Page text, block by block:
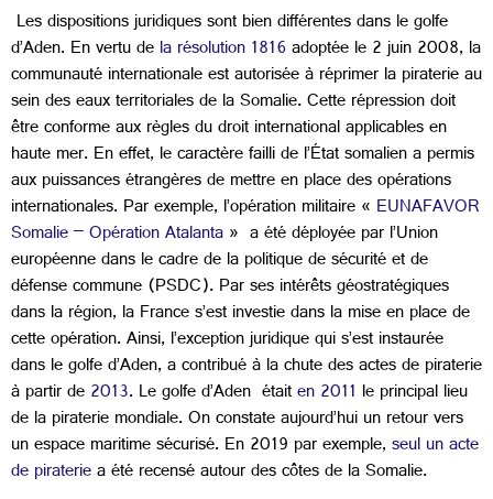
Les dispositions juridiques sont bien différentes dans le golfe
d’Aden. En vertu dela résolution 1816adoptée le 2 juin 2008, la
communauté internationale est autorisée à réprimer la piraterie au
sein des eaux territoriales de la Somalie. Cette répression doit
être conforme aux règles du droit international applicables en
haute mer. En effet, le caractère failli de l’État somalien a permis
aux puissances étrangères de mettre en place des opérations
internationales. Par exemple, l’opération militaire « EUNAFAVOR
Somalie – Opération Atalanta» a été déployée par l’Union
européenne dans le cadre de la politique de sécurité et de
défense commune (PSDC). Par ses intérêts géostratégiques
dans la région, la France s’est investie dans la mise en place de
cette opération. Ainsi, l’exception juridique qui s’est instaurée
dans le golfe d’Aden, a contribué à la chute des actes de piraterie
à partir de2013. Le golfe d’Aden étaiten 2011 le principal lieu
de la piraterie mondiale. On constate aujourd’hui un retour vers
un espace maritime sécurisé. En 2019 par exemple,seul un acte
de pirateriea été recensé autour des côtes de la Somalie.